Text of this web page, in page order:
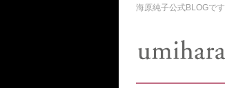
海原純子公式BLOGです